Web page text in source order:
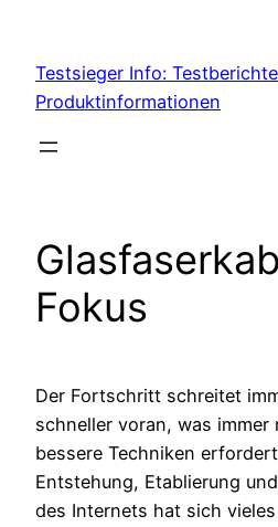
content
Testsieger Info:
Produktinformationen
Fokus
Der Fortschritt schreitet
schneller voran, was immer
bessere Techniken
Entstehung, Etablierung
des Internets hat sich